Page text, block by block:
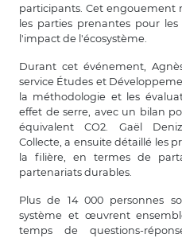
participants. Cet engouement
les parties prenantes pour
l'impact de l'écosystème.
Durant cet événement,
service Études et
la méthodologie et les
effet de serre, avec un bilan
équivalent CO2. Gaël
Collecte, a ensuite détaillé les
la filière, en termes de
partenariats durables.
Plus de 14 000 personnes
système et œuvrent
temps de questions-